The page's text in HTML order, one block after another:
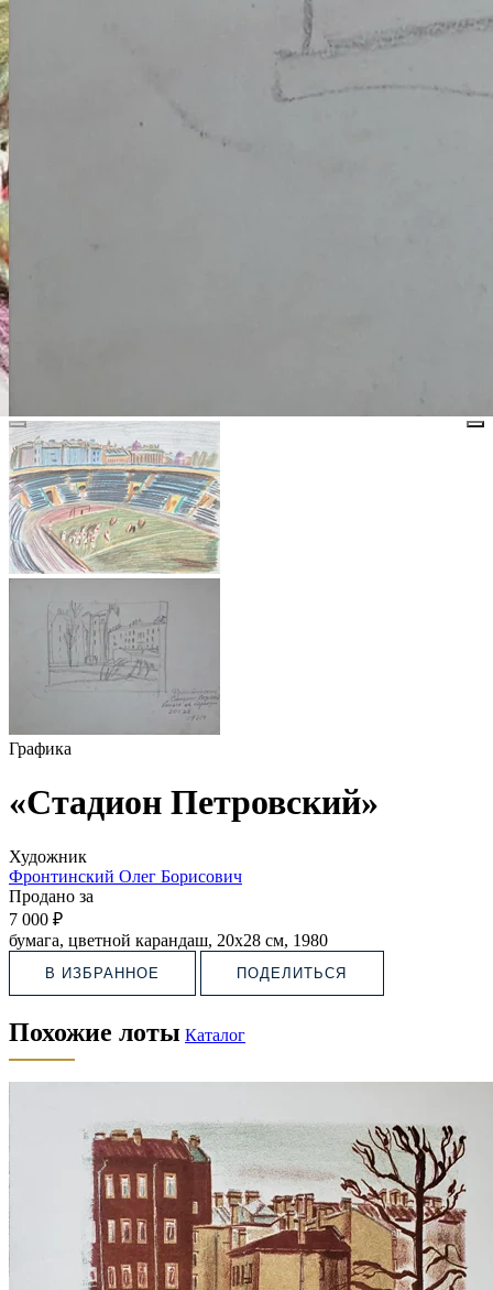
Графика
«Стадион Петровский»
Художник
Фронтинский Олег Борисович
Продано за
7 000 ₽
бумага, цветной карандаш, 20х28 см, 1980
В ИЗБРАННОЕ ПОДЕЛИТЬСЯ
Похожие лоты Каталог